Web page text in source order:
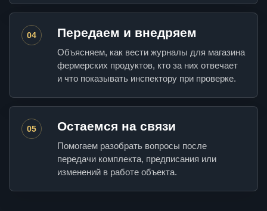
04 Передаем и внедряем
Объясняем, как вести журналы для магазина
фермерских продуктов, кто за них отвечает
и что показывать инспектору при проверке.
05 Остаемся на связи
Помогаем разобрать вопросы после
передачи комплекта, предписания или
изменений в работе объекта.